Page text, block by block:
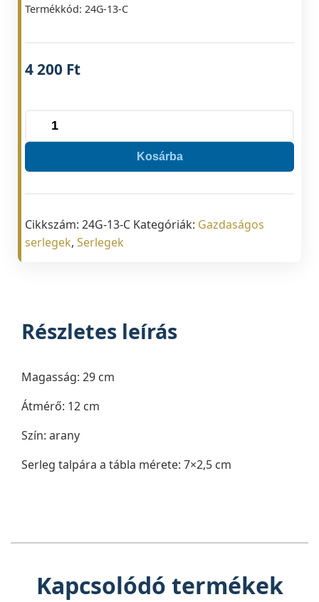
Termékkód: 24G-13-C
4 200 Ft
24G-
13C
Kosárba
Cikkszám: 24G-13-C Kategóriák: Gazdaságos
serlegek, Serlegek
Részletes leírás
Magasság: 29 cm
Átmérő: 12 cm
Szín: arany
Serleg talpára a tábla mérete: 7×2,5 cm
Kapcsolódó termékek